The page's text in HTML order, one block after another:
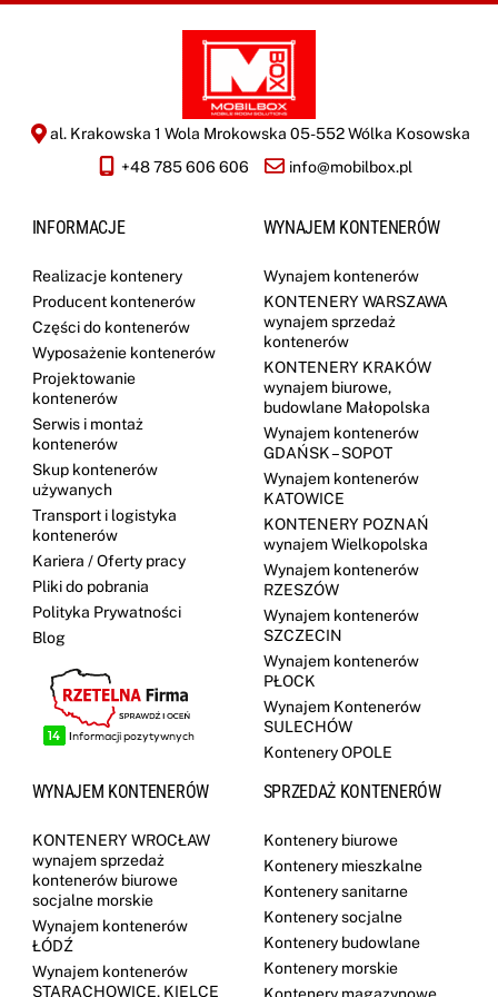
al. Krakowska 1 Wola Mrokowska 05-552 Wólka Kosowska
+48 785 606 606
info@mobilbox.pl
INFORMACJE
Realizacje kontenery
Producent kontenerów
Części do kontenerów
Wyposażenie kontenerów
Projektowanie
kontenerów
Serwis i montaż
kontenerów
Skup kontenerów
używanych
Transport i logistyka
kontenerów
Kariera / Oferty pracy
Pliki do pobrania
Polityka Prywatności
Blog
WYNAJEM KONTENERÓW
Wynajem kontenerów
KONTENERY WARSZAWA
wynajem sprzedaż
kontenerów
KONTENERY KRAKÓW
wynajem biurowe,
budowlane Małopolska
Wynajem kontenerów
GDAŃSK – SOPOT
Wynajem kontenerów
KATOWICE
KONTENERY POZNAŃ
wynajem Wielkopolska
Wynajem kontenerów
RZESZÓW
Wynajem kontenerów
SZCZECIN
Wynajem kontenerów
PŁOCK
Wynajem Kontenerów
SULECHÓW
Kontenery OPOLE
WYNAJEM KONTENERÓW
KONTENERY WROCŁAW
wynajem sprzedaż
kontenerów biurowe
socjalne morskie
Wynajem kontenerów
ŁÓDŹ
Wynajem kontenerów
STARACHOWICE, KIELCE
SPRZEDAŻ KONTENERÓW
Kontenery biurowe
Kontenery mieszkalne
Kontenery sanitarne
Kontenery socjalne
Kontenery budowlane
Kontenery morskie